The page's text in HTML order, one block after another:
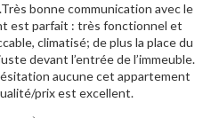
bonne communication avec le
est parfait : très fonctionnel et
climatisé; de plus la place du
devant l’entrée de l’immeuble.
aucune cet appartement
prix est excellent.